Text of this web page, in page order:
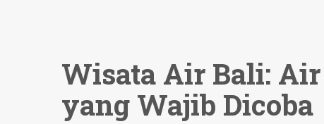
Wisata Air Bali:
yang Wajib Dicoba